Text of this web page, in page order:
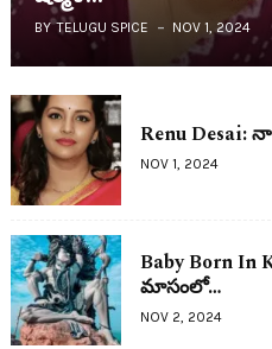
BY TELUGU SPICE NOV 1, 2024
Renu Desai:
NOV 1, 2024
Baby Born In
మాసంలో…
NOV 2, 2024